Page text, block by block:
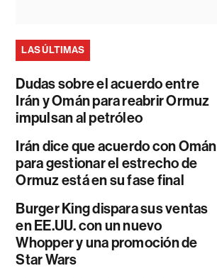
LAS ÚLTIMAS
Dudas sobre el acuerdo entre
Irán y Omán para reabrir Ormuz
impulsan al petróleo
Irán dice que acuerdo con Omán
para gestionar el estrecho de
Ormuz está en su fase final
Burger King dispara sus ventas
en EE.UU. con un nuevo
Whopper y una promoción de
Star Wars